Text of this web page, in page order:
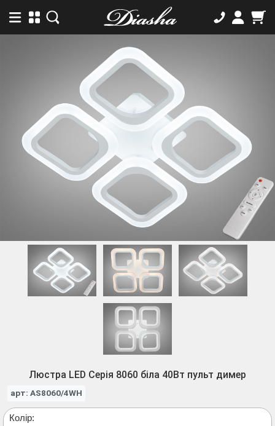
Люстра LED Серія 8060 біла 40Вт пульт димер
арт: AS8060/4WH
Колір: